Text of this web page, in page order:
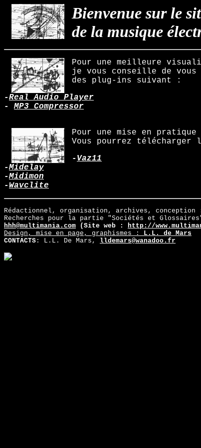
Bienvenue sur le
de la musique
Pour une meilleure
je vous conseille de vous
des plug-ins suivant :
-Real Audio Player
- MP3 Compressor
Pour une mise en
Vous pourrez
-Vaz11
-Midelay
-Midimon
-Wavclite
Rédactionnel, organisation, archives, conception
Recherches pour la partie "Sociétés et
hhh@multimania.com (Site web : http://
Design, mise en page, graphismes : L.L. de Mars
CONTACTS : L.L. De Mars, lldemars@wanadoo.fr